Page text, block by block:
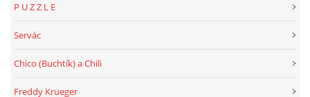
P U Z Z L E
Servác
Chico (Buchtík) a Chili
Freddy Krueger